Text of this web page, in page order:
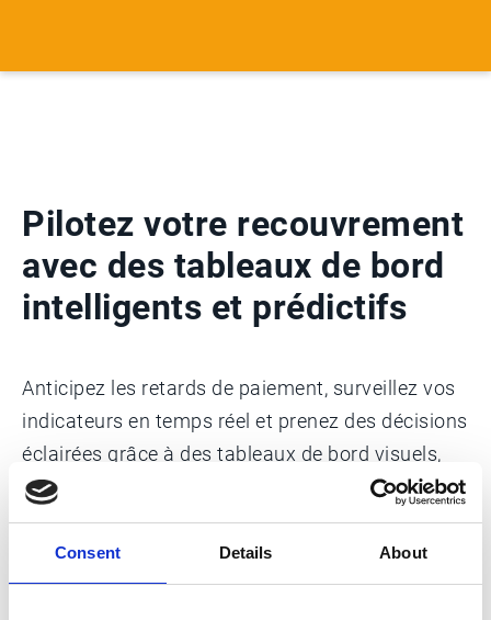
Consent Details About
Pilotez votre recouvrement
avec des tableaux de bord
intelligents et prédictifs
Anticipez les retards de paiement, surveillez vos
indicateurs en temps réel et prenez des décisions
éclairées grâce à des tableaux de bord visuels,
personnalisables et 100 % orientés performance.
Esker Collections Managementcentralise
l’ensemble de vos données de recouvrement et
vous offre une visibilité complète sur vos